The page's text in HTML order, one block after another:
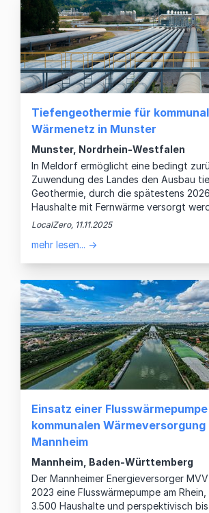
Tiefengeothermie für
Wärmenetz in Munster
Munster, Nordrhein-Westfalen
In Meldorf ermöglicht eine bedingt
Zuwendung des Landes den Ausbau
Geothermie, durch die spätestens
Haushalte mit Fernwärme versorgt
LocalZero, 11.11.2025
mehr lesen... →
Einsatz einer
kommunalen Wärmeversorgung
Mannheim
Mannheim, Baden-Württemberg
Der Mannheimer Energieversorger
2023 eine Flusswärmepumpe am
3.500 Haushalte und perspektivisch